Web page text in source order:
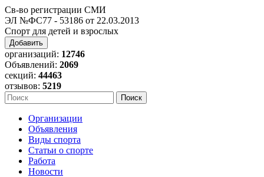
Св-во регистрации СМИ
ЭЛ №ФС77 - 53186 от 22.03.2013
Спорт для детей и взрослых
Добавить
организаций: 12746
Объявлений: 2069
секций: 44463
отзывов: 5219
Организации
Объявления
Виды спорта
Статьи о спорте
Работа
Новости